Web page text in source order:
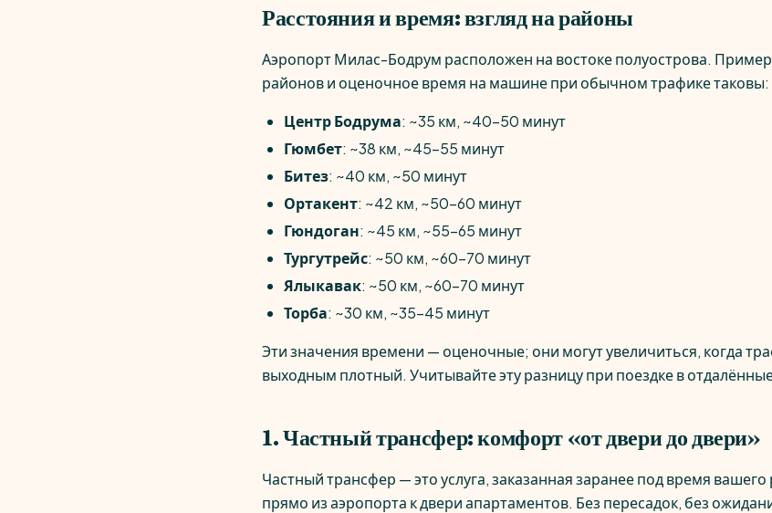
Расстояния и время: взгляд на районы
Аэропорт Милас-Бодрум расположен на востоке полуострова.
районов и оценочное время на машине при обычном трафике таковы:
Центр Бодрума: ~35 км, ~40–50 минут
Гюмбет: ~38 км, ~45–55 минут
Битез: ~40 км, ~50 минут
Ортакент: ~42 км, ~50–60 минут
Гюндоган: ~45 км, ~55–65 минут
Тургутрейс: ~50 км, ~60–70 минут
Ялыкавак: ~50 км, ~60–70 минут
Торба: ~30 км, ~35–45 минут
Эти значения времени — оценочные; они могут увеличиться, когда
выходным плотный. Учитывайте эту разницу при поездке в
1. Частный трансфер: комфорт «от двери до двери»
Частный трансфер — это услуга, заказанная заранее под время вашего
прямо из аэропорта к двери апартаментов. Без пересадок, без